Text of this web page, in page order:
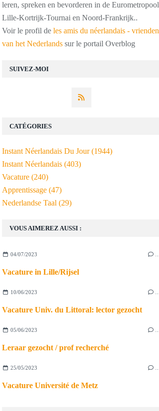
SUIVEZ-MOI
leren, spreken en bevorderen in de Eurometropool
Lille-Kortrijk-Tournai en Noord-Frankrijk..
Voir le profil de les amis du néerlandais - vrienden
van het Nederlands sur le portail Overblog
VOUS AIMEREZ AUSSI :
04/07/2023
Vacature in Lille/Rijsel
10/06/2023
Vacature Univ. du Littoral: lector gezocht
05/06/2023
Leraar gezocht / prof recherché
25/05/2023
Vacature Université de Metz
CATÉGORIES
Instant Néerlandais Du Jour(1944)
Instant Néerlandais (403)
Vacature (240)
Apprentissage (47)
Nederlandse Taal (29)